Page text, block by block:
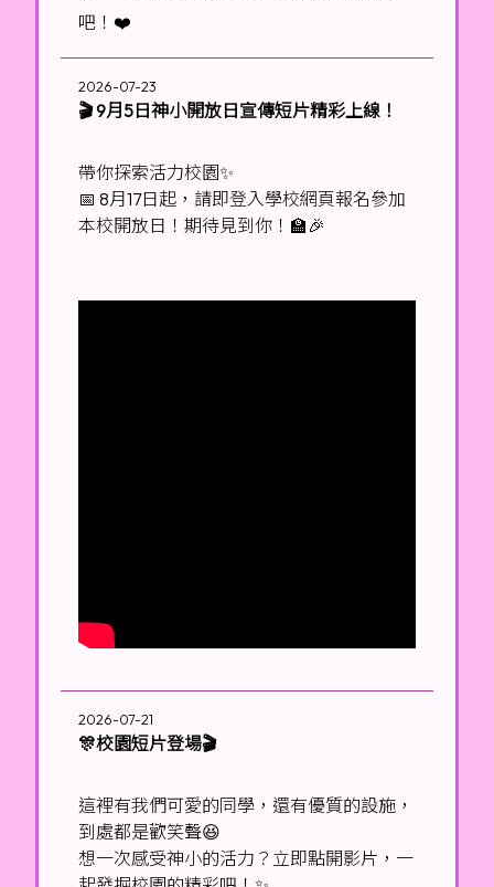
吧！❤️
2026-07-23
🎬 9月5日神小開放日宣傳短片精彩上線！
帶你探索活力校園✨
📅 8月17日起，請即登入學校網頁報名參加
本校開放日！期待見到你！🏫🎉
2026-07-21
🎊校園短片登場🎬
這裡有我們可愛的同學，還有優質的設施，
到處都是歡笑聲😆
想一次感受神小的活力？立即點開影片，一